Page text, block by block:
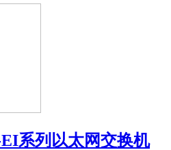
EI系列以太网交换机